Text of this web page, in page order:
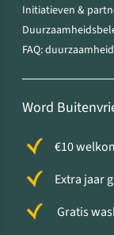
Initiatieven &
FAQ: duurzaamheid
Word
€10
Extra jaar
Gratis